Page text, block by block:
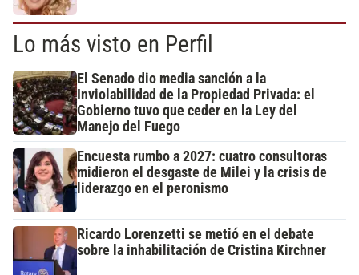
Lo más visto en Perfil
El Senado dio media sanción a la
Inviolabilidad de la Propiedad Privada: el
Gobierno tuvo que ceder en la Ley del
Manejo del Fuego
Encuesta rumbo a 2027: cuatro consultoras
midieron el desgaste de Milei y la crisis de
liderazgo en el peronismo
Ricardo Lorenzetti se metió en el debate
sobre la inhabilitación de Cristina Kirchner